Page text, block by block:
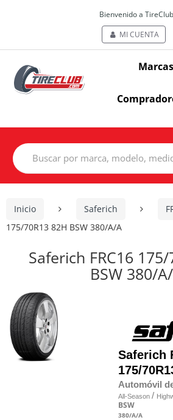
Bienvenido a TireClub
MI CUENTA
Marcas
Search
for:
Inicio Saferich
175/70R13 82H BSW 380/A/A
Saferich FRC16
BSW 380/
Saferich
175/
Automóvil
All-Season /
BSW
380/A/A